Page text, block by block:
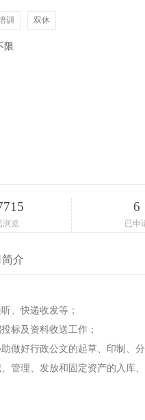
训 双休
限
浏览
6
已申
介
、快递收发等；
标及资料收送工作；
做好行政公文的起草、印制、分
管理、发放和固定资产的入库、